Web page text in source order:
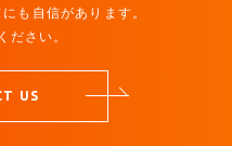
も自信があります。
ださい。
US